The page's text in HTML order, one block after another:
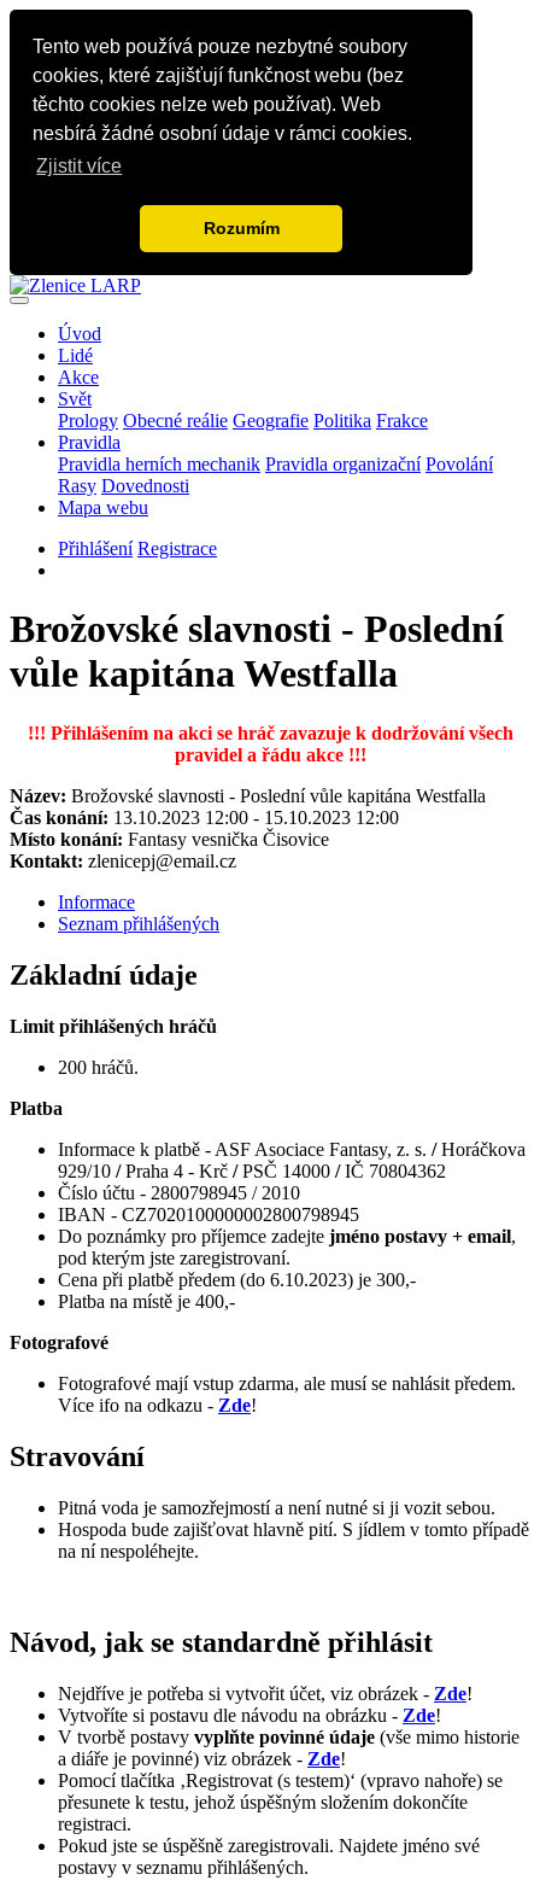
Tento web používá pouze nezbytné soubory
cookies, které zajišťují funkčnost webu (bez
těchto cookies nelze web používat). Web
nesbírá žádné osobní údaje v rámci cookies.
Zjistit více
Rozumím
Úvod
Lidé
Akce
Svět
Prology Obecné reálie Geografie Politika Frakce
Pravidla
Pravidla herních mechanik Pravidla organizační Povolání
Rasy Dovednosti
Mapa webu
Přihlášení Registrace
Brožovské slavnosti - Poslední
vůle kapitána Westfalla
!!! Přihlášením na akci se hráč zavazuje k dodržování všech
pravidel a řádu akce !!!
Název: Brožovské slavnosti - Poslední vůle kapitána Westfalla
Čas konání: 13.10.2023 12:00 - 15.10.2023 12:00
Místo konání: Fantasy vesnička Čisovice
Kontakt: zlenicepj@email.cz
Informace
Seznam přihlášených
Základní údaje
Limit přihlášených hráčů
200 hráčů.
Platba
Informace k platbě - ASF Asociace Fantasy, z. s. /Horáčkova
929/10 /Praha 4 - Krč /PSČ 14000 /IČ 70804362
Číslo účtu - 2800798945 / 2010
IBAN - CZ7020100000002800798945
Do poznámky pro příjemce zadejte jméno postavy + email,
pod kterým jste zaregistrovaní.
Cena při platbě předem (do 6.10.2023) je 300,-
Platba na místě je 400,-
Fotografové
Fotografové mají vstup zdarma, ale musí se nahlásit předem.
Více ifo na odkazu - Zde!
Stravování
Pitná voda je samozřejmostí a není nutné si ji vozit sebou.
Hospoda bude zajišťovat hlavně pití. S jídlem v tomto případě
na ní nespoléhejte.
Návod, jak se standardně přihlásit
Nejdříve je potřeba si vytvořit účet, viz obrázek - Zde!
Vytvoříte si postavu dle návodu na obrázku - Zde!
V tvorbě postavy vyplňte povinné údaje (vše mimo historie
a diáře je povinné) viz obrázek - Zde!
Pomocí tlačítka ‚Registrovat (s testem)‘ (vpravo nahoře) se
přesunete k testu, jehož úspěšným složením dokončíte
registraci.
Pokud jste se úspěšně zaregistrovali. Najdete jméno své
postavy v seznamu přihlášených.